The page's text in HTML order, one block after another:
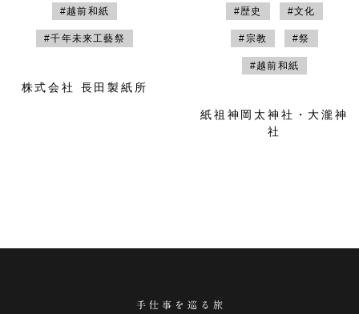
#越前和紙
#千年未来工藝祭
株式会社 長田製紙所
#歴史 #文化
#宗教 #祭
#越前和紙
紙祖神岡太神社・大瀧神
社